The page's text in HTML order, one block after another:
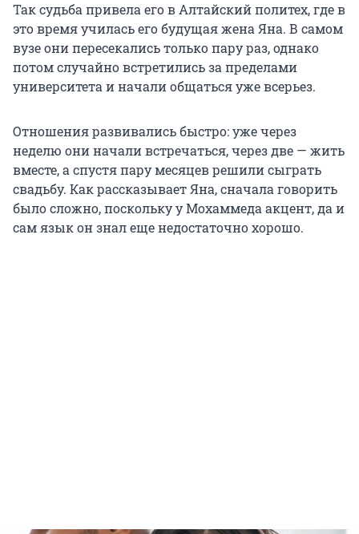
Так судьба привела его в Алтайский политех, где в
это время училась его будущая жена Яна. В самом
вузе они пересекались только пару раз, однако
потом случайно встретились за пределами
университета и начали общаться уже всерьез.
Отношения развивались быстро: уже через
неделю они начали встречаться, через две — жить
вместе, а спустя пару месяцев решили сыграть
свадьбу. Как рассказывает Яна, сначала говорить
было сложно, поскольку у Мохаммеда акцент, да и
сам язык он знал еще недостаточно хорошо.